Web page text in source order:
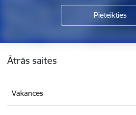
Ātrās saites
Vakances